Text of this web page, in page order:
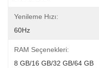
Yenileme Hızı:
60Hz
RAM Seçenekleri:
8 GB/16 GB/32 GB/64 GB